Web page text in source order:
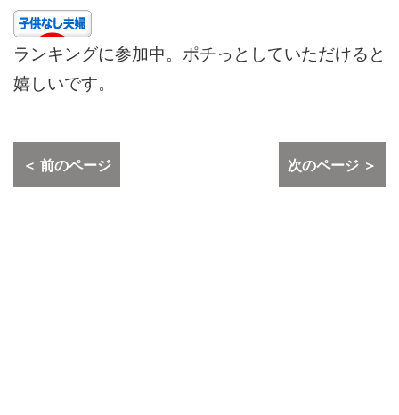
ランキングに参加中。ポチっとしていただけると
嬉しいです。
＜ 前のページ 次のページ ＞